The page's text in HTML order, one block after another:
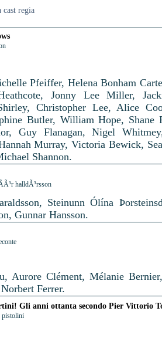
cast regia
Pfeiffer, Helena Bonham
Jonny Lee Miller,
Christopher Lee, Alice
Butler, William Hope, Shane
Guy Flanagan, Nigel
Murray, Victoria Bewick,
Shannon.
halldÃ³rsson
Steinunn Ólína
Gunnar Hansson.
Aurore Clément, Mélanie
Ferrer.
Gli anni ottanta secondo Pier Vittorio
pistolini